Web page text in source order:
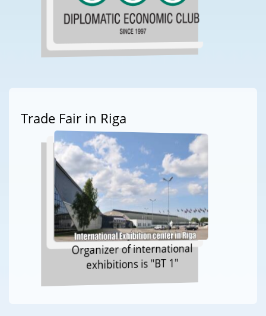
Trade Fair in Riga
Organizer of international
exhibitions is "BT 1"